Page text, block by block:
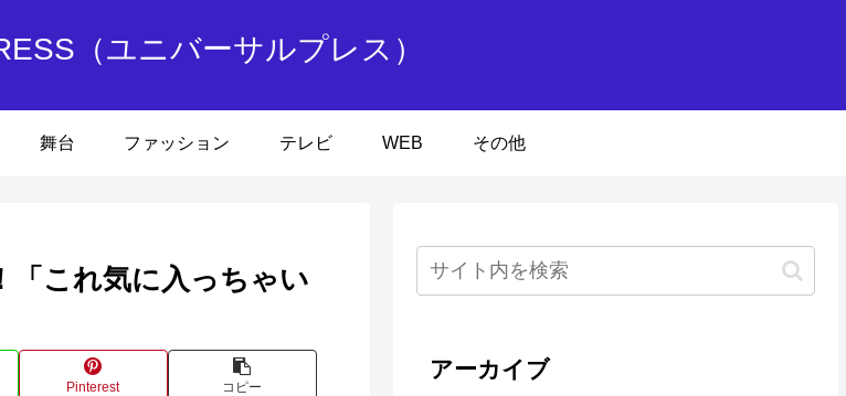
（ユニバーサルプレス）
舞台 ファッション テレビ WEB その他
「これ気に入っちゃい
Pinterest コピー
アーカイブ